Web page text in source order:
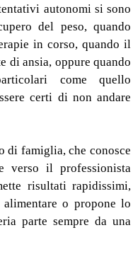
autonomi si sono
del peso, quando
in corso, quando il
di ansia, oppure quando
come quello
certi di non andare
di famiglia, che conosce
verso il professionista
risultati rapidissimi,
o propone lo
parte sempre da una